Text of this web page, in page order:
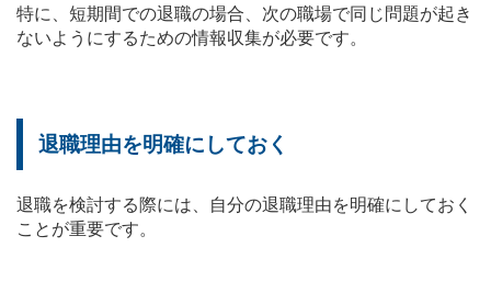
特に、短期間での退職の場合、次の職場で同じ問題が起き
ないようにするための情報収集が必要です。
退職理由を明確にしておく
退職を検討する際には、自分の退職理由を明確にしておく
ことが重要です。